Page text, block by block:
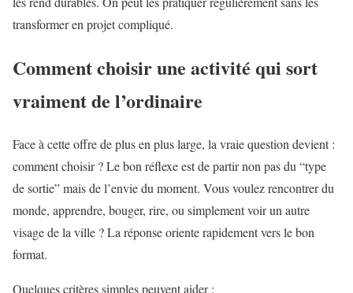
transformer en projet compliqué.
Comment choisir une activité qui sort
vraiment de l’ordinaire
Face à cette offre de plus en plus large, la vraie question devient :
comment choisir ? Le bon réflexe est de partir non pas du “type
de sortie” mais de l’envie du moment. Vous voulez rencontrer du
monde, apprendre, bouger, rire, ou simplement voir un autre
visage de la ville ? La réponse oriente rapidement vers le bon
format.
Quelques critères simples peuvent aider :